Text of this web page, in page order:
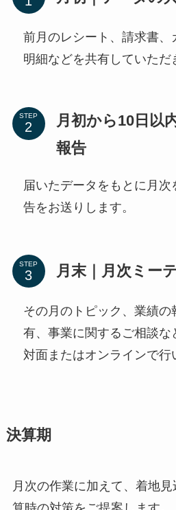
前月のレシート、請求書、
明細などを共有していただ
STEP
月初から10日以
報告
届いたデータをもとに月
告をお送りします。
STEP 月末｜月次ミー
その月のトピック、業績
有、事業に関するご相談な
対面またはオンラインで行
決算期
月次の作業に加えて、着地